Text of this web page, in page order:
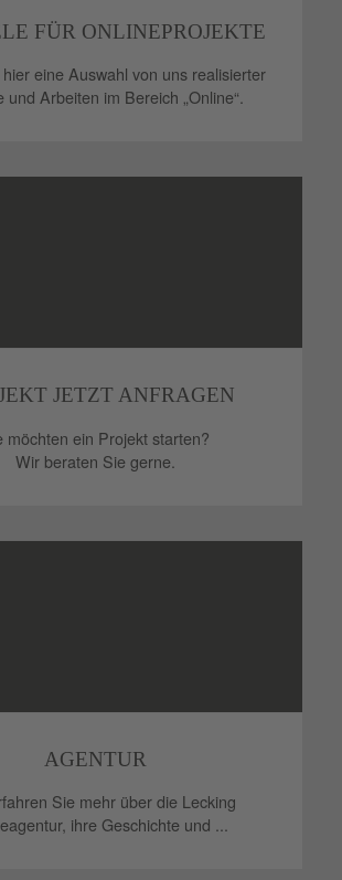
FÜR ONLINEPROJEKTE
eine Auswahl von uns realisierter
und Arbeiten im Bereich „Online“.
JETZT ANFRAGEN
möchten ein Projekt starten?
Wir beraten Sie gerne.
AGENTUR
Sie mehr über die Lecking
ihre Geschichte und ...